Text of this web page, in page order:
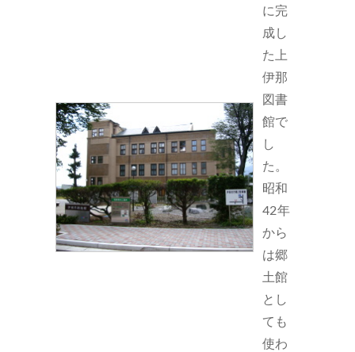
に完
成し
た上
伊那
図書
館で
し
た。
昭和
42年
から
は郷
土館
とし
ても
使わ